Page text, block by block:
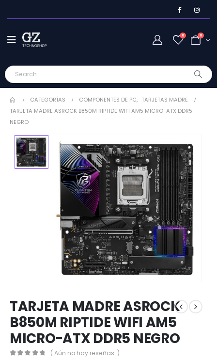
0 0
CATEGORÍAS COMPONENTES DE PC, TARJETAS MADRE
TARJETA MADRE ASROCK B850M RIPTIDE WIFI AM5 MICRO-ATX DDR5
NEGRO
TARJETA MADRE ASROCK
B850M RIPTIDE WIFI AM5
MICRO-ATX DDR5 NEGRO
( Aún no hay reseñas. )